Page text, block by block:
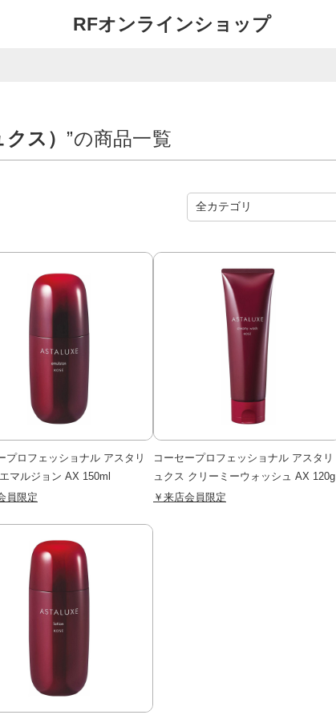
RFオンラインショップ
ス） ”の商品一覧
プロフェッショナル アスタリ
マルジョン AX 150ml
員限定
コーセープロフェッショナル アスタリ
ュクス クリーミーウォッシュ AX 120g
￥来店会員限定